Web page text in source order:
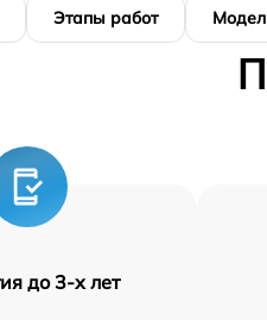
Этапы работ
до 3-х лет